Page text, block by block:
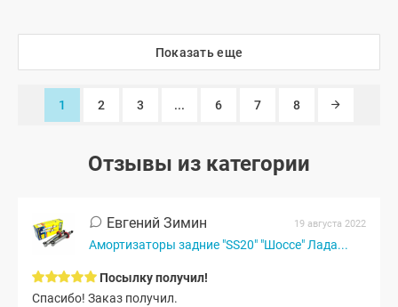
Показать еще
1 2 3 ... 6 7 8
Отзывы из категории
Евгений Зимин 19 августа 2022
Амортизаторы задние "SS20" "Шоссе" Лада...
Посылку получил!
Спасибо! Заказ получил.